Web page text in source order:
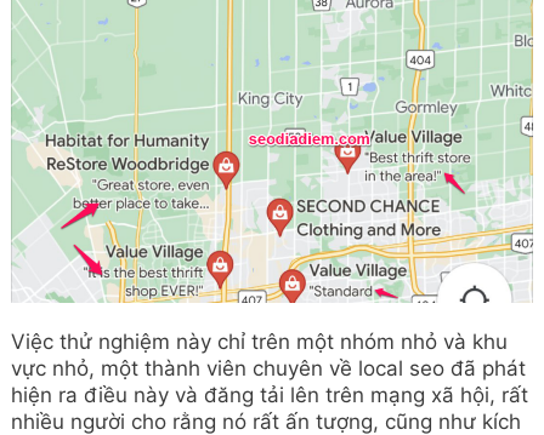
Việc thử nghiệm này chỉ trên một nhóm nhỏ và khu
vực nhỏ, một thành viên chuyên về local seo đã phát
hiện ra điều này và đăng tải lên trên mạng xã hội, rất
nhiều người cho rằng nó rất ấn tượng, cũng như kích